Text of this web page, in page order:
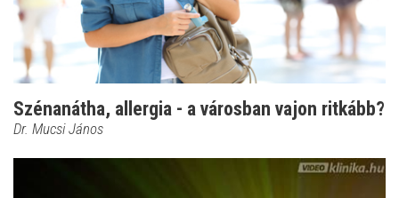
Szénanátha, allergia - a városban vajon ritkább?
Dr. Mucsi János